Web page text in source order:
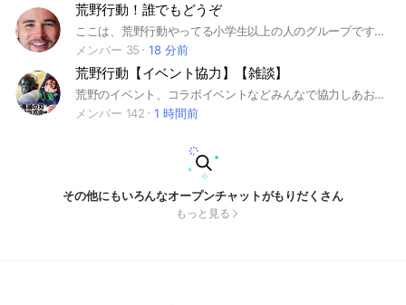
荒野行動！誰でもどうぞ
ここは、荒野行動やってる小学生以上の人のグループです。 iPhone、Android、iPad誰でもどうぞ
メンバー 35
18 分前
荒野行動【イベント協力】【雑談】
荒野のイベント、コラボイベントなどみんなで協力しあおうね。 少しでも怪しいことをしている人がいたら即強制退会❗ 詳しくはオプに入って大事なノートで確認よろしくー！ #荒野行動#荒野イベント#支援
メンバー 142
1 時間前
その他にもいろんなオープンチャットがもりだくさん
もっと見る